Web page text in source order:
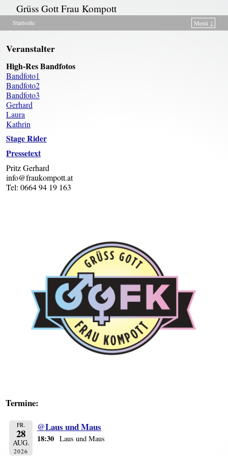
Grüss Gott Frau Kompott
Startseite
Menü ↓
Veranstalter
High-Res Bandfotos
Bandfoto1
Bandfoto2
Bandfoto3
Gerhard
Laura
Kathrin
Stage Rider
Pressetext
Pritz Gerhard
info@fraukompott.at
Tel: 0664 94 19 163
Termine:
FR.
28
AUG.
2026
@Laus und Maus
18:30 Laus und Maus